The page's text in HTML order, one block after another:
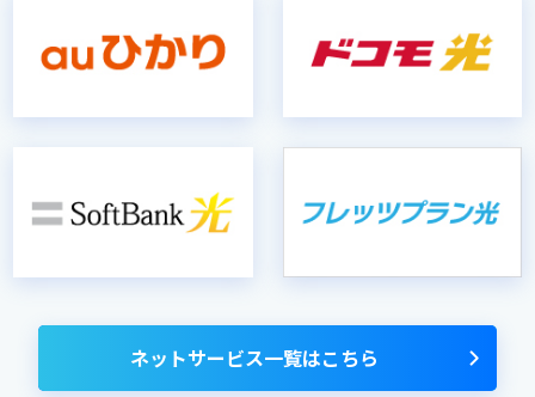
ネットサービス一覧はこちら